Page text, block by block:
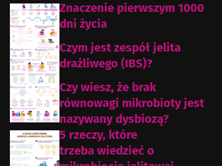
Znaczenie pierwszym 1000
dni życia
Czym jest zespół jelita
drażliwego (IBS)?
Czy wiesz, że brak
równowagi mikrobioty jest
nazywany dysbiozą?
5 rzeczy, które
trzeba wiedzieć o